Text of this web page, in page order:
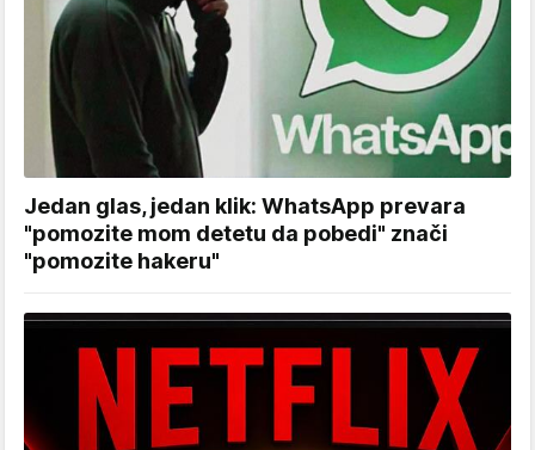
Jedan glas, jedan klik: WhatsApp prevara
"pomozite mom detetu da pobedi" znači
"pomozite hakeru"